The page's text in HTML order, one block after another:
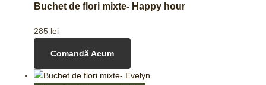
Buchet de flori mixte- Happy hour
285 lei
Comandă Acum